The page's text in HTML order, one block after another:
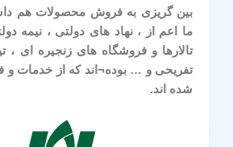
بین گریزی به فروش محصولات هم
ما اعم از ، نهاد های دولتی ، نیمه
تالارها و فروشگاه های زنجیره ای
تفریحی و … بوده¬اند که از خدمات و
شده اند.